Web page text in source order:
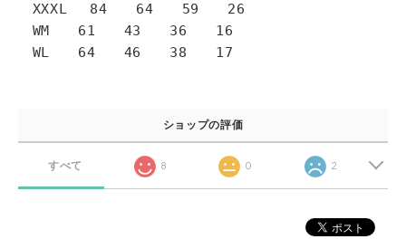
XXXL 84 64 59 26
WM 61 43 36 16
WL 64 46 38 17
ショップの評価
すべて 8 0 2